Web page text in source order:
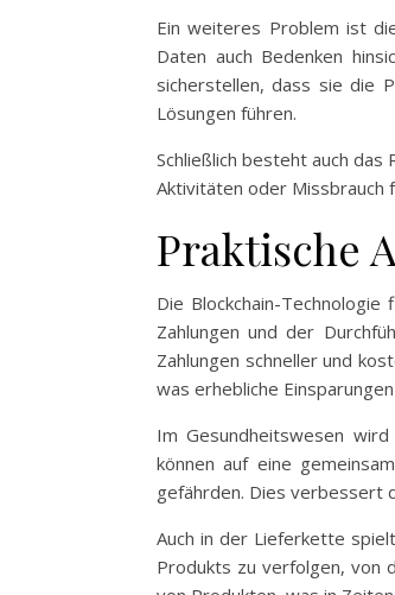
Ein weiteres Problem ist
Daten auch Bedenken
sicherstellen, dass sie die
Lösungen führen.
Schließlich besteht auch das
Aktivitäten oder Missbrauch
Praktische
Die Blockchain-
Zahlungen und der
Zahlungen schneller und
was erhebliche
Im Gesundheitswesen
können auf eine
gefährden. Dies verbessert
Auch in der Lieferkette
Produkts zu verfolgen, von